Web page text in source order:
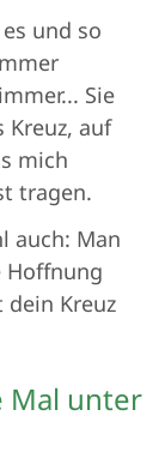
und so
Sie
auf
mich
tragen.
auch: Man
Hoffnung
Kreuz
Mal unter